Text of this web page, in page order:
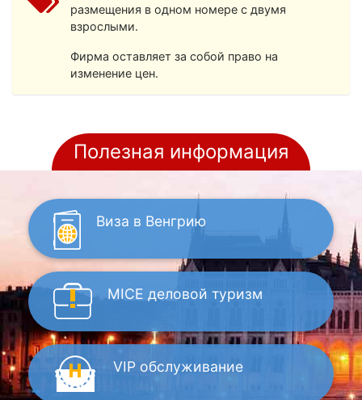
размещения в одном номере с двумя
взрослыми.
Фирма оставляет за собой право на
изменение цен.
Полезная информация
Виза в Венгрию
MICE деловой туризм
VIP обслуживание